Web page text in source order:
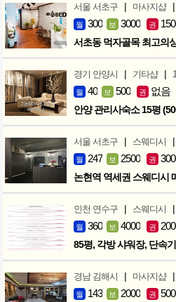
서울 서초구 | 마사지샵 |
월 300 보 3000 권
서초동 먹자골목 최고의
경기 안양시 | 기타샵 |
월 40 보 500 권 없음
안양 관리사숙소 15평
서울 서초구 | 스웨디시 |
월 247 보 2500 권
논현역 역세권 스웨디시
인천 연수구 | 스웨디시 |
월 360 보 4000 권
경남 김해시 | 마사지샵 |
월 143 보 2000 권